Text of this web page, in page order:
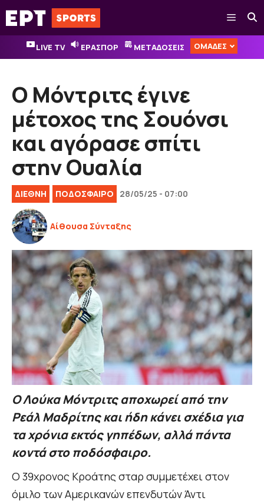
Μετάβαση
σε
περιεχόμενο
Μενού
LIVE TV ΕΡΑΣΠΟΡ ΜΕΤΑΔΟΣΕΙΣ ΟΜΑΔΕΣ
Ο Μόντριτς έγινε
μέτοχος της Σουόνσι
και αγόρασε σπίτι
στην Ουαλία
ΔΙΕΘΝΉ ΠΟΔΟΣΦΑΙΡΟ 28/05/25 - 07:00
Αίθουσα Σύνταξης
Ο Λούκα Μόντριτς αποχωρεί από την
Ρεάλ Μαδρίτης και ήδη κάνει σχέδια για
τα χρόνια εκτός γηπέδων, αλλά πάντα
κοντά στο ποδόσφαιρο.
Ο 39χρονος Κροάτης σταρ συμμετέχει στον
όμιλο των Αμερικανών επενδυτών Άντι